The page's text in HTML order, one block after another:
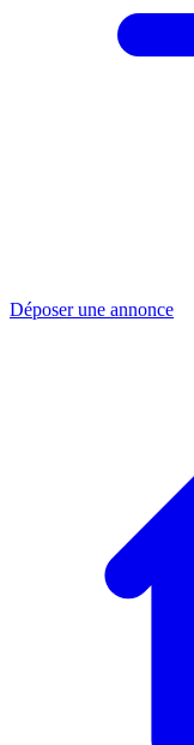
Déposer une annonce